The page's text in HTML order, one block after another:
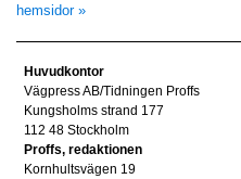
hemsidor »
Huvudkontor
Vägpress AB/Tidningen Proffs
Kungsholms strand 177
112 48 Stockholm
Proffs, redaktionen
Kornhultsvägen 19